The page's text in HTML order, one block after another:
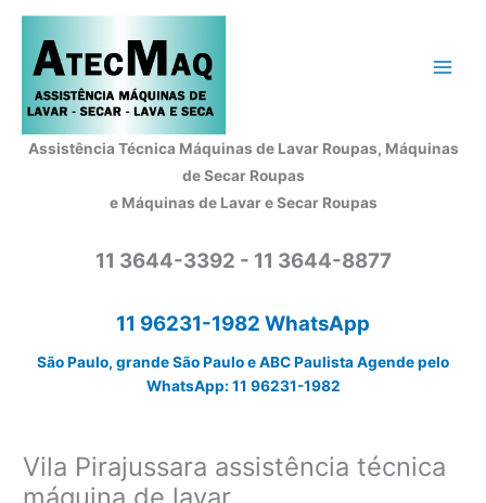
Assistência Técnica Máquinas de Lavar Roupas, Máquinas
de Secar Roupas
e Máquinas de Lavar e Secar Roupas
11 3644-3392 - 11 3644-8877
11 96231-1982 WhatsApp
São Paulo, grande São Paulo e ABC Paulista Agende pelo
WhatsApp: 11 96231-1982
Vila Pirajussara assistência técnica